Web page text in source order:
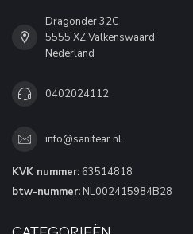
Dragonder 32C
5555 XZ Valkenswaard
Nederland
0402024112
info@sanitear.nl
KVK nummer: 63514818
btw-nummer: NL002415984B28